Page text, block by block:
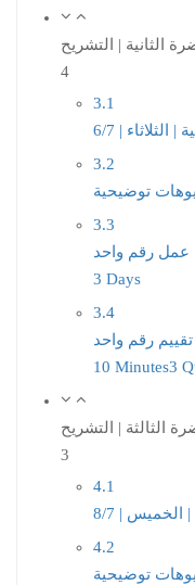
الثانية | التشريح
4
3.1
الثلاثاء | 6/7
3.2
توضيحية
3.3
عمل رقم واحد
3 Days
3.4
تقييم رقم واحد
10 Minutes3
الثالثة | التشريح
3
4.1
الخميس | 8/7
4.2
توضيحية